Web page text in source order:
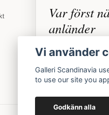
Var först
anländer
Förhandstillgång till
inbjudningar till
offentligt.
Vi använder
Galleri Scandinavia
to use our site you
Godkänn alla